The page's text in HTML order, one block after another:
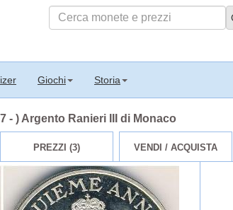
Giochi Storia
- ) Argento Ranieri III di Monaco
PREZZI (3) VENDI / ACQUISTA